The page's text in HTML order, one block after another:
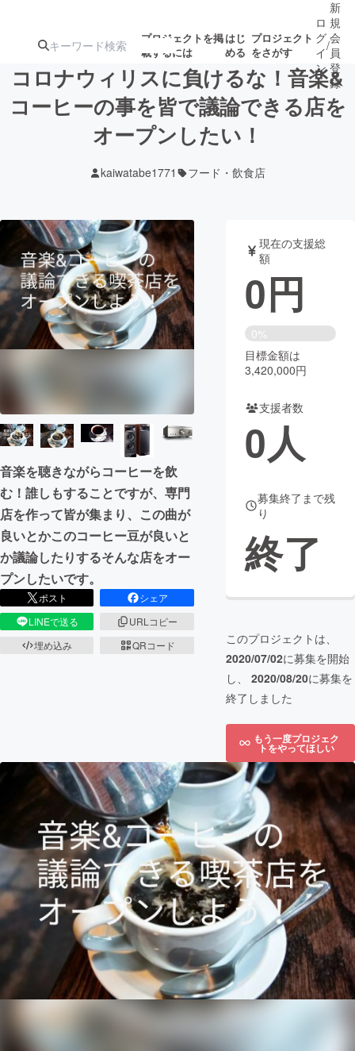
プロジェクトを掲
載するには
はじ
める
プロジェクト
をさがす
注目のリ 注目の新着プロ 募集終了が近いプ
テクノロジー・ガジェット
映像・映画 書籍・雑誌
ビジネス・起業 チャレンジ
まちづくり・地域活性化
CAMPFIRE for Social Good
CAMPFIRE Creation
CAMPFIREふるさと納税
コミュニティ
ロ
グ
イ
ン
/
新
規
会
員
登
録
コロナウィリスに負けるな！音楽&
コーヒーの事を皆で議論できる店を
オープンしたい！
kaiwatabe1771 フード・飲食店
音楽を聴きながらコーヒーを飲
む！誰しもすることですが、専門
店を作って皆が集まり、この曲が
良いとかこのコーヒー豆が良いと
か議論したりするそんな店をオー
プンしたいです。
ポスト
シェア
LINEで送る
URLコピー
埋め込み
QRコード
現在の支援総
額
0円
0%
目標金額は
3,420,000円
支援者数
0人
募集終了まで残
り
終了
このプロジェクトは、
2020/07/02に募集を開始
し、 2020/08/20に募集を
終了しました
もう一度プロジェク
トをやってほしい